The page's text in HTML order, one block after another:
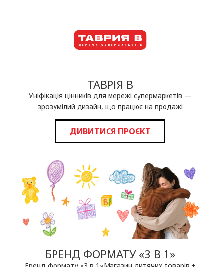
ТАВРІЯ В
Уніфікація цінників для мережі супермаркетів —
зрозумілий дизайн, що працює на продажі
ДИВИТИСЯ ПРОЄКТ
БРЕНД ФОРМАТУ «3 В 1»